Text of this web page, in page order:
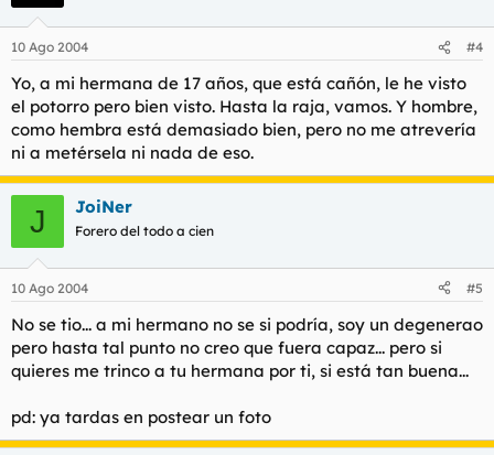
10 Ago 2004 #4
Yo, a mi hermana de 17 años, que está cañón, le he visto
el potorro pero bien visto. Hasta la raja, vamos. Y hombre,
como hembra está demasiado bien, pero no me atrevería
ni a metérsela ni nada de eso.
J JoiNer
Forero del todo a cien
10 Ago 2004 #5
No se tio... a mi hermano no se si podría, soy un degenerao
pero hasta tal punto no creo que fuera capaz... pero si
quieres me trinco a tu hermana por ti, si está tan buena...
pd: ya tardas en postear un foto